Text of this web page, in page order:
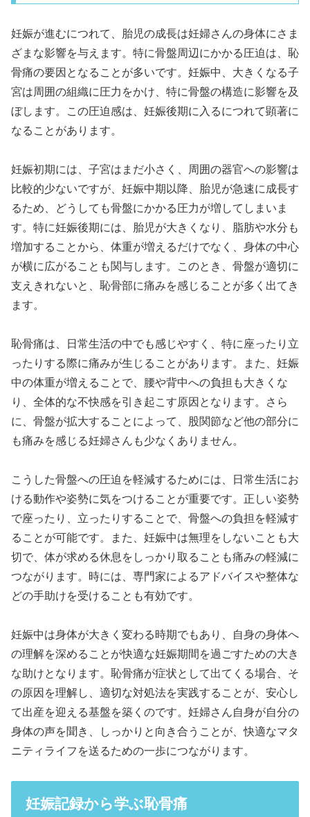
妊娠が進むにつれて、胎児の成長は妊婦さんの身体にさま
ざまな影響を与えます。特に骨盤周辺にかかる圧迫は、恥
骨痛の要因となることが多いです。妊娠中、大きくなる子
宮は周囲の組織に圧力をかけ、特に骨盤の構造に影響を及
ぼします。この圧迫感は、妊娠後期に入るにつれて顕著に
なることがあります。
妊娠初期には、子宮はまだ小さく、周囲の器官への影響は
比較的少ないですが、妊娠中期以降、胎児が急速に成長す
るため、どうしても骨盤にかかる圧力が増してしまいま
す。特に妊娠後期には、胎児が大きくなり、脂肪や水分も
増加することから、体重が増えるだけでなく、身体の中心
が横に広がることも関与します。このとき、骨盤が適切に
支えきれないと、恥骨部に痛みを感じることが多く出てき
ます。
恥骨痛は、日常生活の中でも感じやすく、特に座ったり立
ったりする際に痛みが生じることがあります。また、妊娠
中の体重が増えることで、腰や背中への負担も大きくな
り、全体的な不快感を引き起こす原因となります。さら
に、骨盤が拡大することによって、股関節など他の部分に
も痛みを感じる妊婦さんも少なくありません。
こうした骨盤への圧迫を軽減するためには、日常生活にお
ける動作や姿勢に気をつけることが重要です。正しい姿勢
で座ったり、立ったりすることで、骨盤への負担を軽減す
ることが可能です。また、妊娠中は無理をしないことも大
切で、体が求める休息をしっかり取ることも痛みの軽減に
つながります。時には、専門家によるアドバイスや整体な
どの手助けを受けることも有効です。
妊娠中は身体が大きく変わる時期でもあり、自身の身体へ
の理解を深めることが快適な妊娠期間を過ごすための大き
な助けとなります。恥骨痛が症状として出てくる場合、そ
の原因を理解し、適切な対処法を実践することが、安心し
て出産を迎える基盤を築くのです。妊婦さん自身が自分の
身体の声を聞き、しっかりと向き合うことが、快適なマタ
ニティライフを送るための一歩につながります。
妊娠記録から学ぶ恥骨痛